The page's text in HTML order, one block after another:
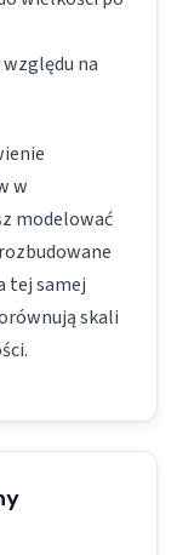
na
w
modelować
tej samej
skali